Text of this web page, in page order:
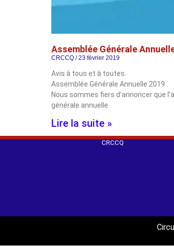
Assemblée Générale
CRCCQ 23 février 2019
Avis à tous et à toutes.
Assemblée Générale Annuelle 2019
Nous sommes fiers d’annoncer que
générale annuelle
Lire la suite »
CRCCQ